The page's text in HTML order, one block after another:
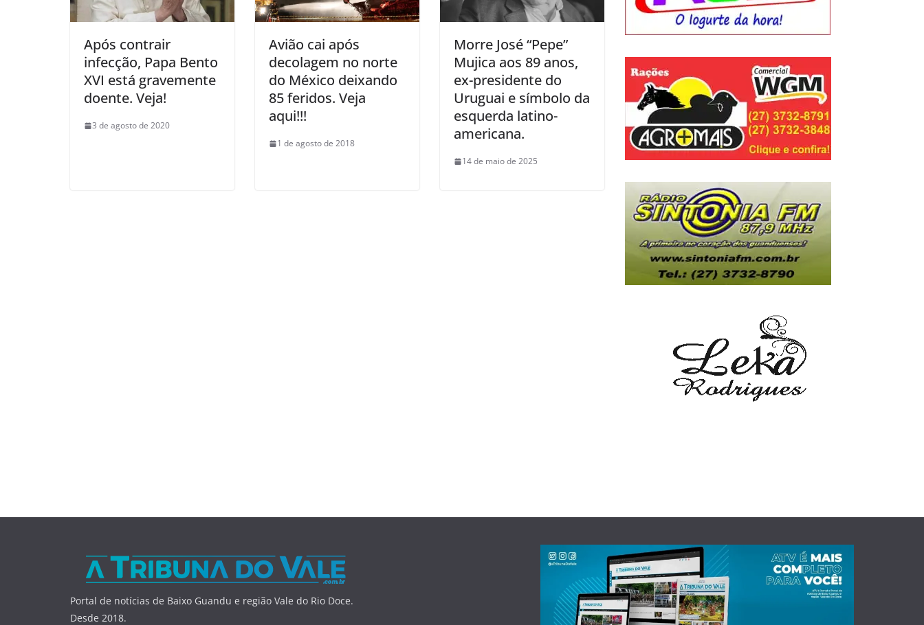
Após contrair
infecção, Papa Bento
XVI está gravemente
doente. Veja!
3 de agosto de 2020
Avião cai após
decolagem no norte
do México deixando
85 feridos. Veja
aqui!!!
1 de agosto de 2018
Morre José “Pepe”
Mujica aos 89 anos,
ex-presidente do
Uruguai e símbolo da
esquerda latino-
americana.
14 de maio de 2025
Portal de notícias de Baixo Guandu e região Vale do Rio Doce.
Desde 2018.